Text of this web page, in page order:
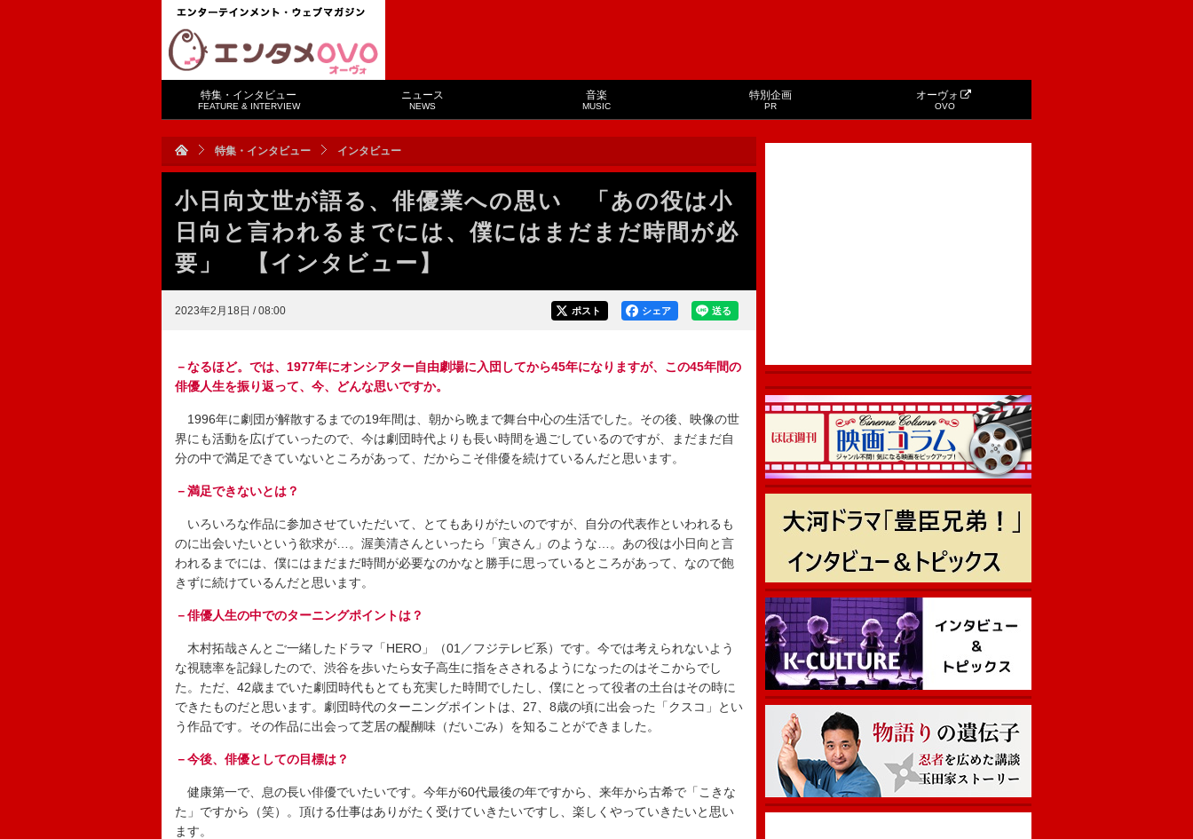
特集・インタビュー
FEATURE & INTERVIEW
ニュース
NEWS
音楽
MUSIC
特別企画
PR
オーヴォ
OVO
特集・インタビュー インタビュー
小日向文世が語る、俳優業への思い 「あの役は小
日向と言われるまでには、僕にはまだまだ時間が必
要」 【インタビュー】
2023年2月18日 / 08:00 送る
シェア
ポスト
－なるほど。では、1977年にオンシアター自由劇場に入団してから45年になりますが、この45年間の
俳優人生を振り返って、今、どんな思いですか。
1996年に劇団が解散するまでの19年間は、朝から晩まで舞台中心の生活でした。その後、映像の世
界にも活動を広げていったので、今は劇団時代よりも長い時間を過ごしているのですが、まだまだ自
分の中で満足できていないところがあって、だからこそ俳優を続けているんだと思います。
－満足できないとは？
いろいろな作品に参加させていただいて、とてもありがたいのですが、自分の代表作といわれるも
のに出会いたいという欲求が…。渥美清さんといったら「寅さん」のような…。あの役は小日向と言
われるまでには、僕にはまだまだ時間が必要なのかなと勝手に思っているところがあって、なので飽
きずに続けているんだと思います。
－俳優人生の中でのターニングポイントは？
木村拓哉さんとご一緒したドラマ「HERO」（01／フジテレビ系）です。今では考えられないよう
な視聴率を記録したので、渋谷を歩いたら女子高生に指をさされるようになったのはそこからでし
た。ただ、42歳までいた劇団時代もとても充実した時間でしたし、僕にとって役者の土台はその時に
できたものだと思います。劇団時代のターニングポイントは、27、8歳の頃に出会った「クスコ」とい
う作品です。その作品に出会って芝居の醍醐味（だいごみ）を知ることができました。
－今後、俳優としての目標は？
健康第一で、息の長い俳優でいたいです。今年が60代最後の年ですから、来年から古希で「こきな
た」ですから（笑）。頂ける仕事はありがたく受けていきたいですし、楽しくやっていきたいと思い
ます。